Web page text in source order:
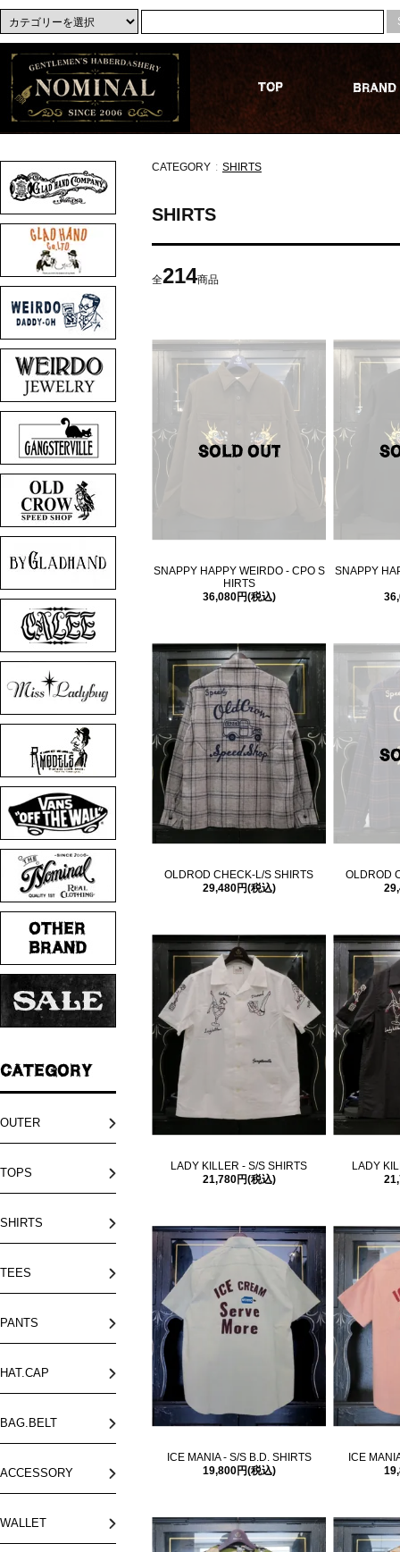
OUTER
TOPS
SHIRTS
TEES
PANTS
HAT.CAP
BAG.BELT
ACCESSORY
WALLET
CATEGORY : SHIRTS
SHIRTS
全214商品
SNAPPY HAPPY WEIRDO - CPO S
HIRTS
36,080円(税込)
SNAPPY
OLDROD CHECK-L/S SHIRTS
29,480円(税込)
OLDROD
LADY KILLER - S/S SHIRTS
21,780円(税込)
LADY
ICE MANIA - S/S B.D. SHIRTS
19,800円(税込)
ICE